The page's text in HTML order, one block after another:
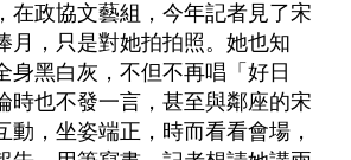
在政協文藝組，今年記者見了宋
月，只是對她拍拍照。她也知
身黑白灰，不但不再唱「好日
時也不發一言，甚至與鄰座的宋
動，坐姿端正，時而看看會場，